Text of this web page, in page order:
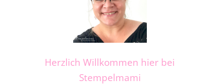
Herzlich Willkommen hier bei
Stempelmami